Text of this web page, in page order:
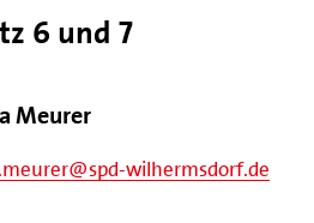
6 und 7
Meurer
wilhermsdorf.de